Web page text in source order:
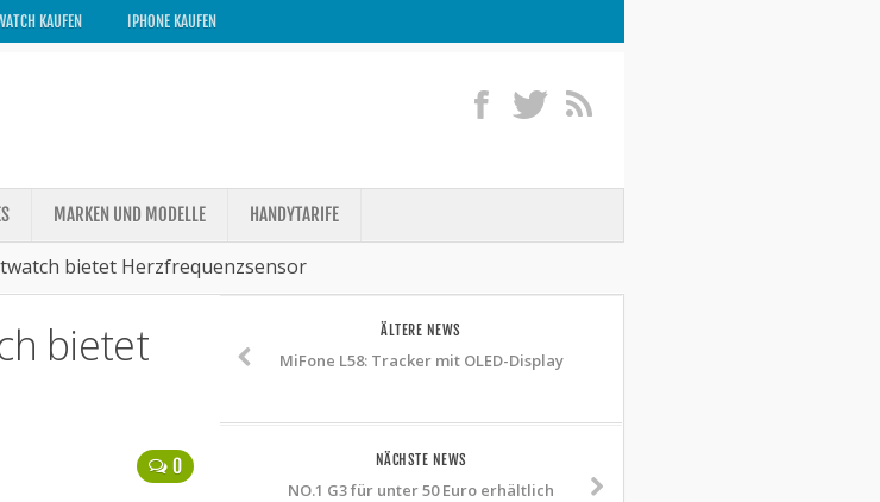
KAUFEN IPHONE KAUFEN
MARKEN UND MODELLE HANDYTARIFE
bietet Herzfrequenzsensor
bietet
0
ÄLTERE NEWS
MiFone L58: Tracker mit OLED-Display
NÄCHSTE NEWS
NO.1 G3 für unter 50 Euro erhältlich